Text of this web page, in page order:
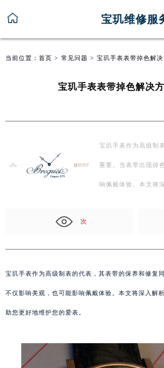
宝玑维修服
当前位置： 首页 > 常见问题 > 宝玑手表表带掉色解
宝玑手表表带掉色解决
宝玑手表作为高级制
重要。当表带出现掉
响佩戴体验。本文将
次
宝玑手表作为高级制表的代表，其表带的保养和修复
不仅影响美观，也可能影响佩戴体验。本文将深入解
助您更好地维护您的爱表。